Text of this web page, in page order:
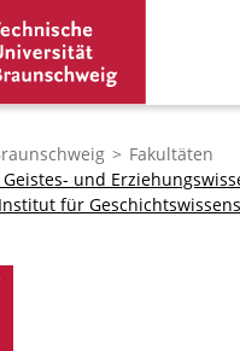
Fakultäten
und
Institut für